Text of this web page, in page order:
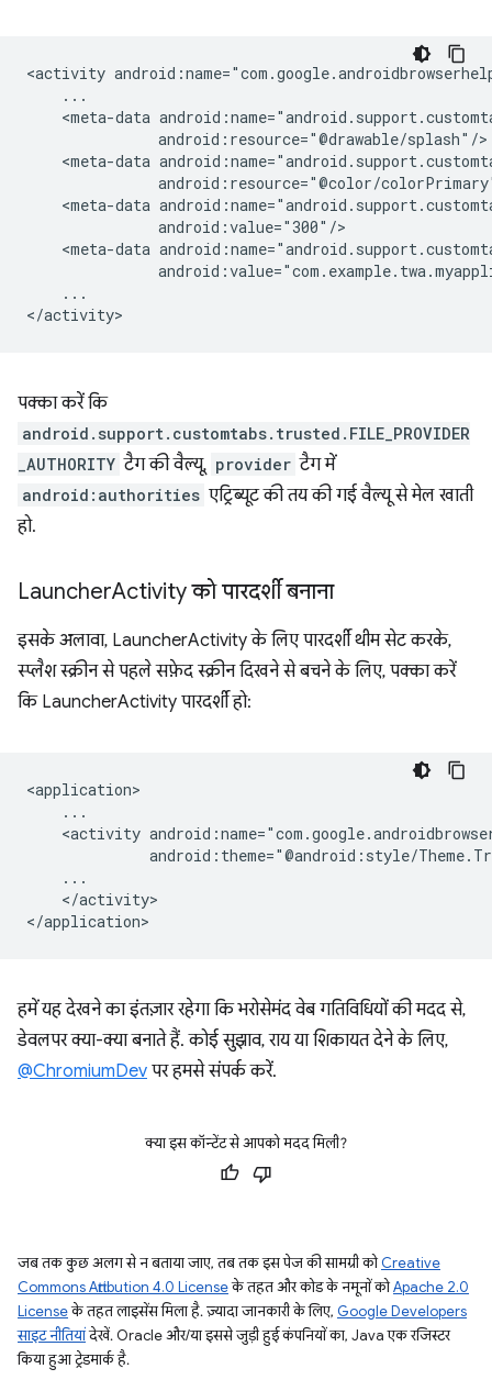
<activity
<meta-data
<meta-data
<meta-data
<meta-data
...
पक्का करें कि
android.support.customtabs.trusted.FILE_PROVIDER
_AUTHORITY टैग की वैल्यू, provider टैग में
android:authorities एट्रिब्यूट की तय की गई वैल्यू से मेल खाती
हो.
LauncherActivity को पारदर्शी बनाना
इसके अलावा, LauncherActivity के लिए पारदर्शी थीम सेट करके,
स्प्लैश स्क्रीन से पहले सफ़ेद स्क्रीन दिखने से बचने के लिए, पक्का करें
कि LauncherActivity पारदर्शी हो:
<activity
</activity>
हमें यह देखने का इंतज़ार रहेगा कि भरोसेमंद वेब गतिविधियों की मदद से,
डेवलपर क्या-क्या बनाते हैं. कोई सुझाव, राय या शिकायत देने के लिए,
@ChromiumDev पर हमसे संपर्क करें.
क्या इस कॉन्टेंट से आपको मदद मिली?
जब तक कुछ अलग से न बताया जाए, तब तक इस पेज की सामग्री कोCreative
Commons Attribution 4.0 Licenseके तहत और कोड के नमूनों कोApache 2.0
Licenseके तहत लाइसेंस मिला है. ज़्यादा जानकारी के लिए, Google Developers
साइट नीतियांदेखें. Oracle और/या इससे जुड़ी हुई कंपनियों का, Java एक रजिस्टर
किया हुआ ट्रेडमार्क है.